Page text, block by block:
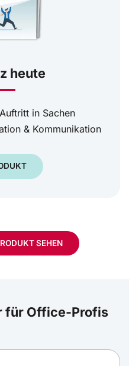
heute
in Sachen
& Kommunikation
SEHEN
für Office-Profis